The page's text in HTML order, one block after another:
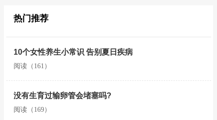
热门推荐
10个女性养生小常识 告别夏日疾病
阅读（161）
没有生育过输卵管会堵塞吗?
阅读（169）